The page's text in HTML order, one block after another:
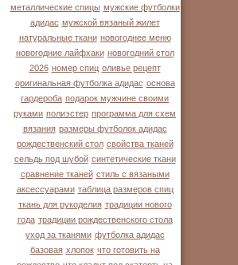
металлические спицы мужские футболки
адидас мужской вязаный жилет
натуральные ткани новогоднее меню
новогодние лайфхаки новогодний стол
2026 номер спиц оливье рецепт
оригинальная футболка адидас основа
гардероба подарок мужчине своими
руками полиэстер программа для схем
вязания размеры футболок адидас
рождественский стол свойства тканей
сельдь под шубой синтетические ткани
сравнение тканей стиль с вязаными
аксессуарами таблица размеров спиц
ткань для рукоделия традиции нового
года традиции рождественского стола
уход за тканями футболка адидас
базовая хлопок что готовить на